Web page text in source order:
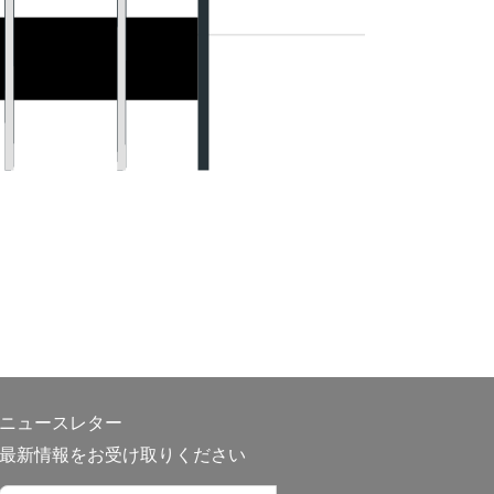
ニュースレター
最新情報をお受け取りください